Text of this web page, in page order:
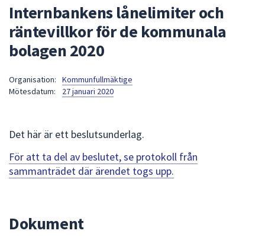
sökfältet
kommer
sökförslag
att
navigera
mellan
Internbankens lånelimiter och
räntevillkor för de kommunala
bolagen 2020
Organisation:
Kommunfullmäktige
Mötesdatum:
27 januari 2020
Det här är ett beslutsunderlag.
För att ta del av beslutet, se protokoll från
sammanträdet där ärendet togs upp.
Dokument